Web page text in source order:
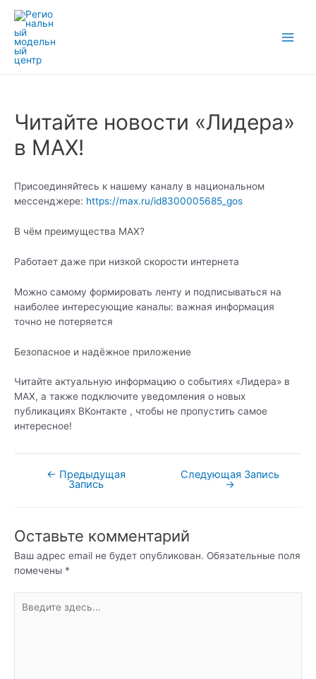
содержимому
Читайте новости «Лидера»
в МАХ!
Присоединяйтесь к нашему каналу в национальном
мессенджере: https://max.ru/id8300005685_gos
В чём преимущества МАХ?
Работает даже при низкой скорости интернета
Можно самому формировать ленту и подписываться на
наиболее интересующие каналы: важная информация
точно не потеряется
Безопасное и надёжное приложение
Читайте актуальную информацию о событиях «Лидера» в
МАХ, а также подключите уведомления о новых
публикациях ВКонтакте , чтобы не пропустить самое
интересное!
Навигация
← Предыдущая
Запись
Следующая Запись
→
Оставьте комментарий
Ваш адрес email не будет опубликован. Обязательные поля
помечены *
здесь...